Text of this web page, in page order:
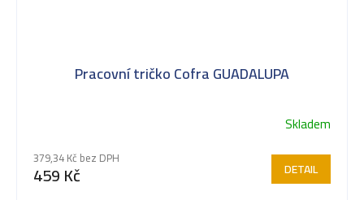
Pracovní tričko Cofra GUADALUPA
Skladem
379,34 Kč bez DPH
459 Kč DETAIL